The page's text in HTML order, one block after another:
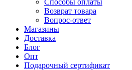
Способы оплаты
Возврат товара
Вопрос-ответ
Магазины
Доставка
Блог
Опт
Подарочный сертификат